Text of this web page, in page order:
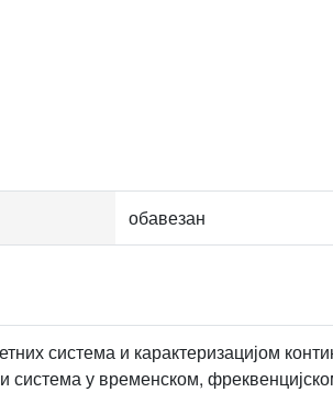
обавезан
система и карактеризацијом
система у временском,